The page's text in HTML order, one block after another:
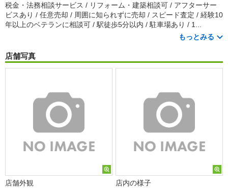
税金・法務相談サービス / リフォーム・建築相談可 / アフターサー
ビスあり / 任意売却 / 周囲に知られずに売却 / スピード査定 / 経験10
年以上のベテランに相談可 / 駅徒歩5分以内 / 駐車場あり / 1...
もっとみる
店舗写真
店舗外観 店内の様子